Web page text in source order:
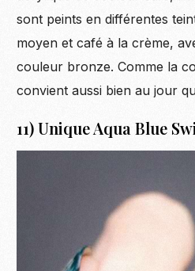
sont peints en différentes
moyen et café à la crème,
couleur bronze. Comme la
convient aussi bien au jour
11) Unique Aqua Blue